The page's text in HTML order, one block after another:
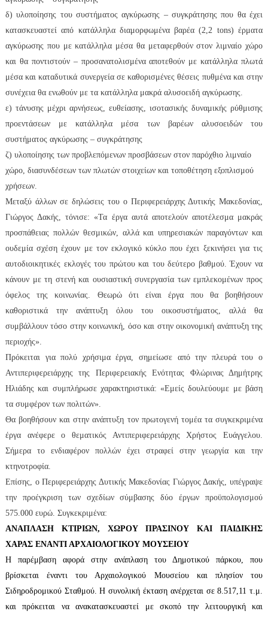
δ) υλοποίησης του συστήματος αγκύρωσης – συγκράτησης που θα έχει
κατασκευαστεί από κατάλληλα διαμορφωμένα βαρέα (2,2 tons) έρματα
αγκύρωσης που με κατάλληλα μέσα θα μεταφερθούν στον λιμναίο χώρο
και θα ποντιστούν – προσανατολισμένα αποτεθούν με κατάλληλα πλωτά
μέσα και καταδυτικά συνεργεία σε καθορισμένες θέσεις πυθμένα και στην
συνέχεια θα ενωθούν με τα κατάλληλα μακρά αλυσοειδή αγκύρωσης.
ε) τάνυσης μέχρι αρνήσεως, ευθείασης, ισοτασικής δυναμικής ρύθμισης
προεντάσεων με κατάλληλα μέσα των βαρέων αλυσοειδών του
συστήματος αγκύρωσης – συγκράτησης
ζ) υλοποίησης των προβλεπόμενων προσβάσεων στον παρόχθιο λιμναίο
χώρο, διασυνδέσεων των πλωτών στοιχείων και τοποθέτηση εξοπλισμού
χρήσεων.
Μεταξύ άλλων σε δηλώσεις του ο Περιφερειάρχης Δυτικής Μακεδονίας,
Γιώργος Δακής, τόνισε: «Τα έργα αυτά αποτελούν αποτέλεσμα μακράς
προσπάθειας πολλών θεσμικών, αλλά και υπηρεσιακών παραγόντων και
ουδεμία σχέση έχουν με τον εκλογικό κύκλο που έχει ξεκινήσει για τις
αυτοδιοικητικές εκλογές του πρώτου και του δεύτερο βαθμού. Έχουν να
κάνουν με τη στενή και ουσιαστική συνεργασία των εμπλεκομένων προς
όφελος της κοινωνίας. Θεωρώ ότι είναι έργα που θα βοηθήσουν
καθοριστικά την ανάπτυξη όλου του οικοσυστήματος, αλλά θα
συμβάλλουν τόσο στην κοινωνική, όσο και στην οικονομική ανάπτυξη της
περιοχής».
Πρόκειται για πολύ χρήσιμα έργα, σημείωσε από την πλευρά του ο
Αντιπεριφερειάρχης της Περιφερειακής Ενότητας Φλώρινας Δημήτρης
Ηλιάδης και συμπλήρωσε χαρακτηριστικά: «Εμείς δουλεύουμε με βάση
τα συμφέρον των πολιτών».
Θα βοηθήσουν και στην ανάπτυξη τον πρωτογενή τομέα τα συγκεκριμένα
έργα ανέφερε ο θεματικός Αντιπεριφερειάρχης Χρήστος Ευάγγελου.
Σήμερα το ενδιαφέρον πολλών έχει στραφεί στην γεωργία και την
κτηνοτροφία.
Επίσης, ο Περιφερειάρχης Δυτικής Μακεδονίας Γιώργος Δακής, υπέγραψε
την προέγκριση των σχεδίων σύμβασης δύο έργων προϋπολογισμού
575.000 ευρώ. Συγκεκριμένα:
ΑΝΑΠΛΑΣΗ ΚΤΙΡΙΩΝ, ΧΩΡΟΥ ΠΡΑΣΙΝΟΥ ΚΑΙ ΠΑΙΔΙΚΗΣ
ΧΑΡΑΣ ΕΝΑΝΤΙ ΑΡΧΑΙΟΛΟΓΙΚΟΥ ΜΟΥΣΕΙΟΥ
Η παρέμβαση αφορά στην ανάπλαση του Δημοτικού πάρκου, που
βρίσκεται έναντι του Αρχαιολογικού Μουσείου και πλησίον του
Σιδηροδρομικού Σταθμού. Η συνολική έκταση ανέρχεται σε 8.517,11 τ.μ.
και πρόκειται να ανακατασκευαστεί με σκοπό την λειτουργική και